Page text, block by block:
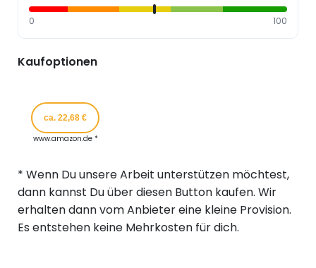
0 100
Kaufoptionen
ca. 22,68 €
www.amazon.de *
* Wenn Du unsere Arbeit unterstützen möchtest,
dann kannst Du über diesen Button kaufen. Wir
erhalten dann vom Anbieter eine kleine Provision.
Es entstehen keine Mehrkosten für dich.